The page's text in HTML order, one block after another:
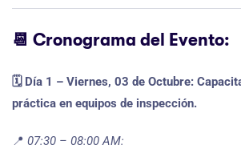
📆 Cronograma del Evento:
🗓️ Día 1 – Viernes, 03 de Octubre:
práctica en equipos de inspección.
📍 07:30 – 08:00 AM: